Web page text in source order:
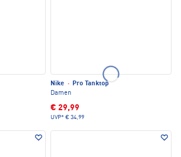
Nike · Pro Tanktop
Damen
€ 29,99
UVP* € 34,99